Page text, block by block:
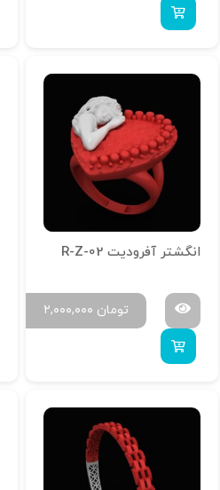
انگشتر آفرودیت R-Z-02
۲,۰۰۰,۰۰۰ تومان